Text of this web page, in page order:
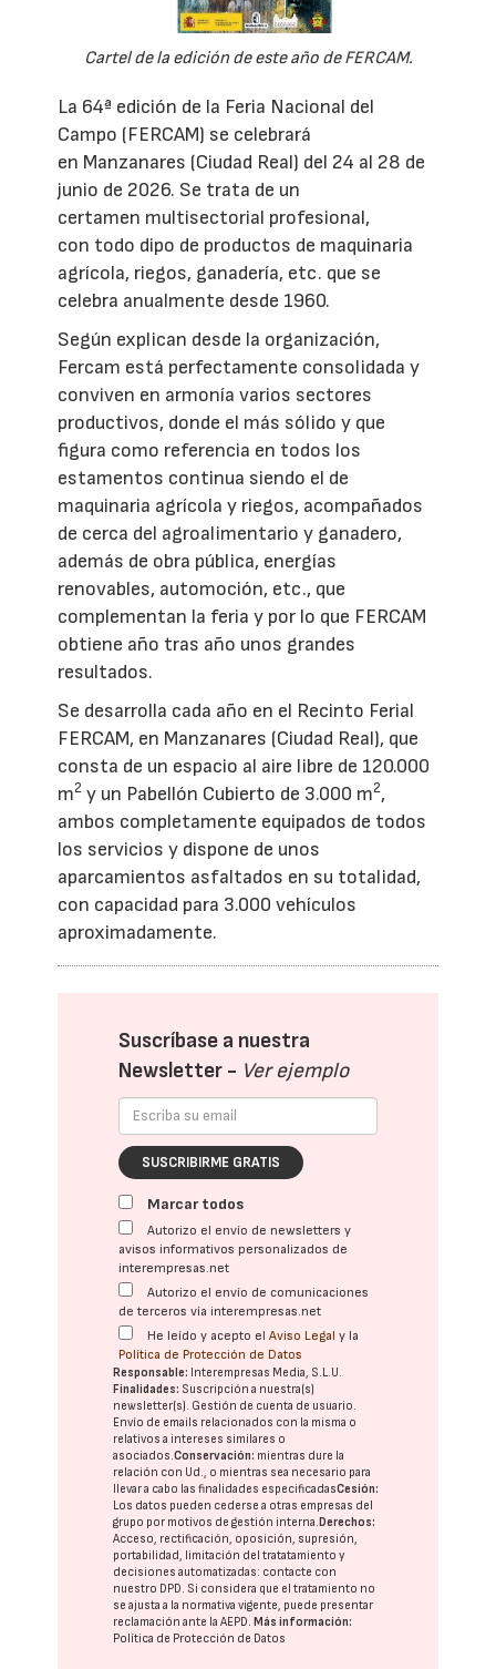
Cartel de la edición de este año de FERCAM.
La 64ª edición de la Feria Nacional del
Campo (FERCAM) se celebrará
en Manzanares (Ciudad Real) del 24 al 28 de
junio de 2026. Se trata de un
certamen multisectorial profesional,
con todo dipo de productos de maquinaria
agrícola, riegos, ganadería, etc. que se
celebra anualmente desde 1960.
Según explican desde la organización,
Fercam está perfectamente consolidada y
conviven en armonía varios sectores
productivos, donde el más sólido y que
figura como referencia en todos los
estamentos continua siendo el de
maquinaria agrícola y riegos, acompañados
de cerca del agroalimentario y ganadero,
además de obra pública, energías
renovables, automoción, etc., que
complementan la feria y por lo que FERCAM
obtiene año tras año unos grandes
resultados.
Se desarrolla cada año en el Recinto Ferial
FERCAM, en Manzanares (Ciudad Real), que
consta de un espacio al aire libre de 120.000
m2 y un Pabellón Cubierto de 3.000 m2,
ambos completamente equipados de todos
los servicios y dispone de unos
aparcamientos asfaltados en su totalidad,
con capacidad para 3.000 vehículos
aproximadamente.
Suscríbase a nuestra
Newsletter - Ver ejemplo
SUSCRIBIRME GRATIS
Marcar todos
Autorizo el envío de newsletters y
avisos informativos personalizados de
interempresas.net
Autorizo el envío de comunicaciones
de terceros vía interempresas.net
He leído y acepto elAviso Legal y la
Política de Protección de Datos
Responsable: Interempresas Media, S.L.U.
Finalidades: Suscripción a nuestra(s)
newsletter(s). Gestión de cuenta de usuario.
Envío de emails relacionados con la misma o
relativos a intereses similares o
asociados.Conservación: mientras dure la
relación con Ud., o mientras sea necesario para
llevar a cabo las finalidades especificadasCesión:
Los datos pueden cederse a otras empresas del
grupo por motivos de gestión interna.Derechos:
Acceso, rectificación, oposición, supresión,
portabilidad, limitación del tratatamiento y
decisiones automatizadas: contacte con
nuestro DPD. Si considera que el tratamiento no
se ajusta a la normativa vigente, puede presentar
reclamación ante laAEPD.Más información:
Política de Protección de Datos